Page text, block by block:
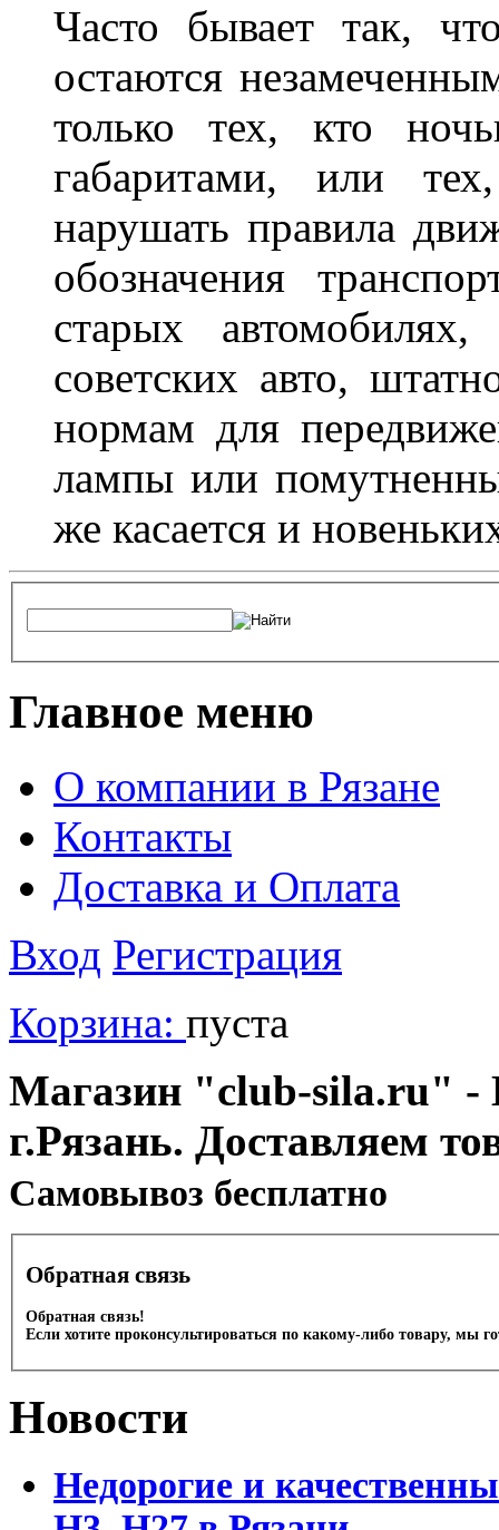
Часто бывает так,
остаются
только тех, кто
габаритами, или
нарушать правила
обозначения
старых
советских авто,
нормам для
лампы или
же касается и
Главное меню
О компании в Рязане
Контакты
Доставка и Оплата
Вход Регистрация
Корзина: пуста
Магазин "club-sila.ru" -
г.Рязань. Доставляем
Cамовывоз бесплатно
Обратная связь
Обратная связь!
Если хотите проконсультироваться по какому-либо товару, мы
Новости
Недорогие и